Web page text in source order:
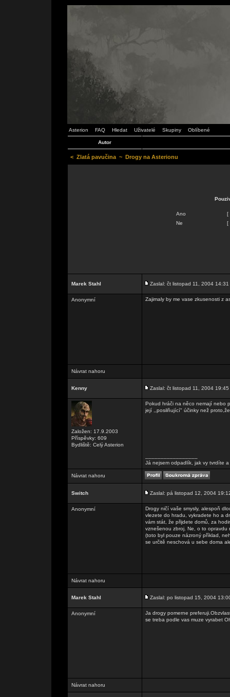
Asterion FAQ Hledat Uživatelé Skupiny Oblíbené
Autor
< Zlatá pavučina ~ Drogy na Asterionu
Ano
[
Ne
[
Marek Stahl Zaslal: čt listopad 11, 2004 14:31
Anonymní Zajimaly by me vase zkusenosti z
Návrat nahoru
Kenny Zaslal: čt listopad 11, 2004 19:45
Založen: 17.9.2003
Příspěvky: 609
Bydliště: Celý Asterion
Pokud hráči na něco nemají nebo
její ,,posilňující" účinky než
Já nejsem odpadlík, jak vy tvrdíte
Návrat nahoru
Switch Zaslal: pá listopad 12, 2004
Anonymní
Drogy ničí vaše smysly, alespoň
vlezete do hradu, vykradete ho a
vám stát, že přijdete domů, za
vznešenou zbroj. Ne, o to opravdu
(toto byl pouze názroný příklad,
se určitě neschová u sebe doma
Návrat nahoru
Marek Stahl Zaslal: po listopad 15, 2004
Anonymní
Ja drogy pomerne
se treba podle vas muze vyrabet
Návrat nahoru